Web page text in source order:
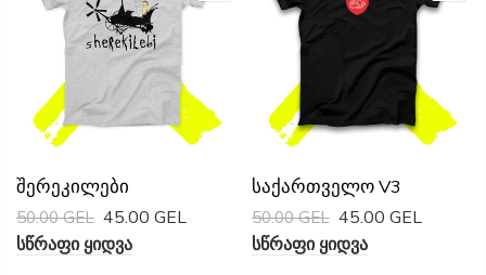
Შერეკილები
50.00 GEL 45.00 GEL
Სწრაფი Ყიდვა
Საქართველო V3
50.00 GEL 45.00 GEL
Სწრაფი Ყიდვა